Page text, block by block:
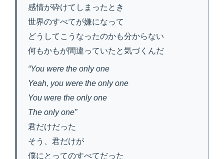
感情が砕けてしまったとき
世界のすべてが嫌になって
どうしてこうなったのかも分からない
何もかもが間違っていたと気づくんだ
“You were the only one
Yeah, you were the only one
You were the only one
The only one”
君だけだった
そう、君だけが
僕にとってのすべてだった